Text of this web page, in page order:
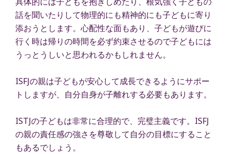
話を聞いたりして物理的にも精神的にも子どもに寄り
添おうとします。心配性な面もあり、子どもが遊びに
行く時は帰りの時間を必ず約束させるので子どもには
うっとうしいと思われるかもしれません。
ISFJの親は子どもが安心して成長できるようにサポー
トしますが、自分自身が子離れする必要もあります。
ISTJの子どもは非常に合理的で、完璧主義です。ISFJ
の親の責任感の強さを尊敬して自分の目標にすること
もあるでしょう。